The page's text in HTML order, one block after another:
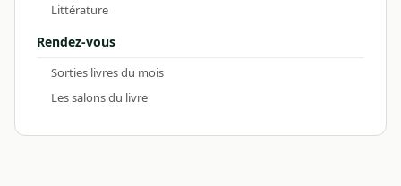
Littérature
Rendez-vous
Sorties livres du mois
Les salons du livre